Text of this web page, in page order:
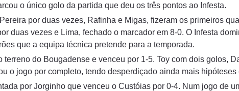
o único golo da partida que deu os três pontos ao Infesta.
por duas vezes, Rafinha e Migas, fizeram os primeiros
duas vezes e Lima, fechado o marcador em 8-0. O Infesta
que a equipa técnica pretende para a temporada.
do Bougadense e venceu por 1-5. Toy com dois golos,
o jogo por completo, tendo desperdiçado ainda mais hipóteses
por Jorginho que venceu o Custóias por 0-4. Num jogo de